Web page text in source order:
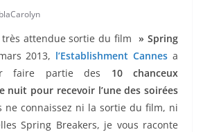
très attendue sortie du film » Spring
2013, l’Establishment Cannes a
faire partie des 10 chanceux
nuit pour recevoir l’une des soirées
ne connaissez ni la sortie du film, ni
Spring Breakers, je vous raconte